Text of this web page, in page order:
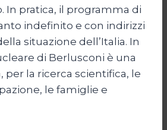
In pratica, il programma di
indefinito e con indirizzi
situazione dell’Italia. In
di Berlusconi è una
per la ricerca scientifica, le
le famiglie e